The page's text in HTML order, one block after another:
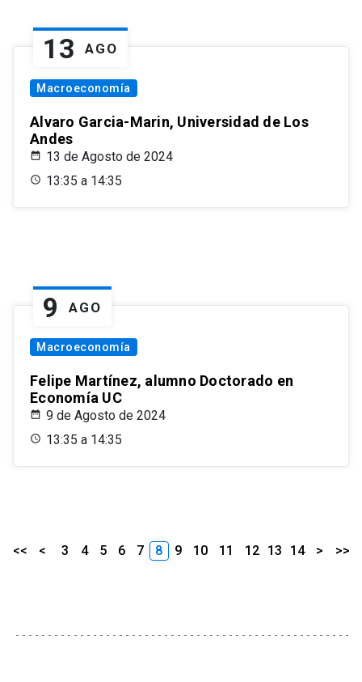
13 AGO
Macroeconomía
Alvaro Garcia-Marin, Universidad de Los
Andes
13 de Agosto de 2024
13:35 a 14:35
9 AGO
Macroeconomía
Felipe Martínez, alumno Doctorado en
Economía UC
9 de Agosto de 2024
13:35 a 14:35
<< < 3 4 5 6 7 8 9 10 11 12 13 14 > >>